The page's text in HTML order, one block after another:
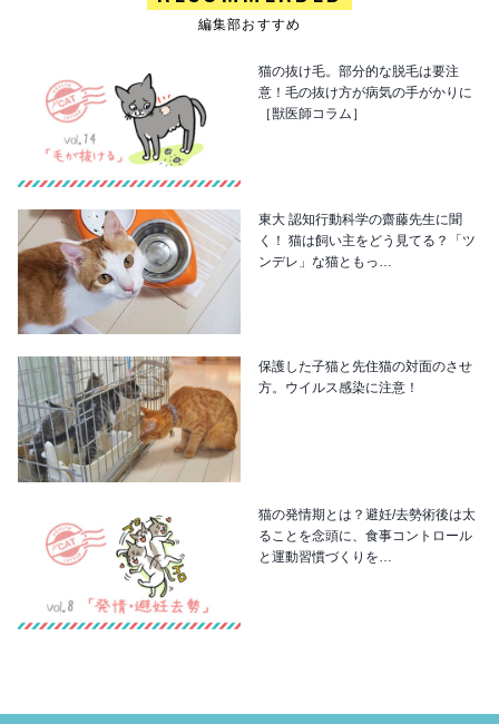
編集部おすすめ
猫の抜け毛。部分的な脱毛は要注
意！毛の抜け方が病気の手がかりに
［獣医師コラム］
東大 認知行動科学の齋藤先生に聞
く！ 猫は飼い主をどう見てる？「ツ
ンデレ」な猫ともっ…
保護した子猫と先住猫の対面のさせ
方。ウイルス感染に注意！
猫の発情期とは？避妊/去勢術後は太
ることを念頭に、食事コントロール
と運動習慣づくりを…